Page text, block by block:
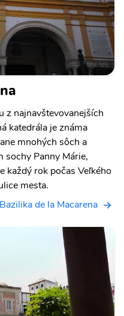
z najnavštevovanejších
katedrála je známa
mnohých sôch a
sochy Panny Márie,
každý rok počas Veľkého
mesta.
de la Macarena